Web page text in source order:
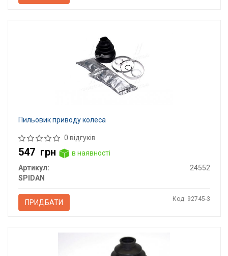
Пильовик приводу колеса
0 відгуків
547 грн
в наявності
Артикул:
24552
SPIDAN
ПРИДБАТИ Код: 92745-3